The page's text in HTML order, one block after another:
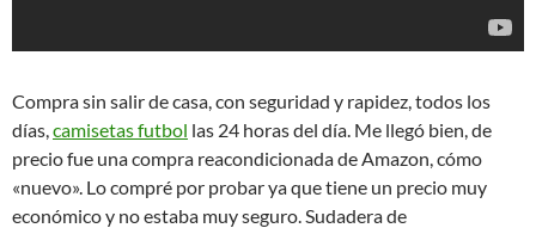
Compra sin salir de casa, con seguridad y rapidez, todos los
días,camisetas futbol las 24 horas del día. Me llegó bien, de
precio fue una compra reacondicionada de Amazon, cómo
«nuevo». Lo compré por probar ya que tiene un precio muy
económico y no estaba muy seguro. Sudadera de